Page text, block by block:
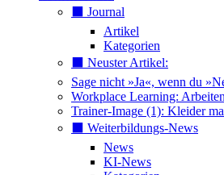
⬛️ Journal
Artikel
Kategorien
⬛️ Neuster Artikel:
Sage nicht »Ja«, wenn du
Workplace Learning:
Trainer-Image (1): Kleider
⬛️ Weiterbildungs-News
News
KI-News